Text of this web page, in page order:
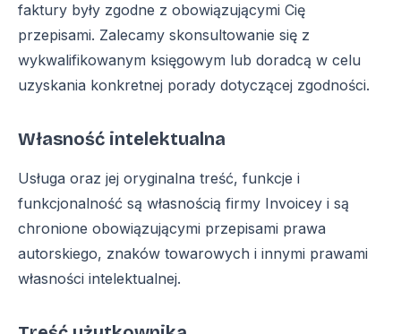
faktury były zgodne z obowiązującymi Cię
przepisami. Zalecamy skonsultowanie się z
wykwalifikowanym księgowym lub doradcą w celu
uzyskania konkretnej porady dotyczącej zgodności.
Własność intelektualna
Usługa oraz jej oryginalna treść, funkcje i
funkcjonalność są własnością firmy Invoicey i są
chronione obowiązującymi przepisami prawa
autorskiego, znaków towarowych i innymi prawami
własności intelektualnej.